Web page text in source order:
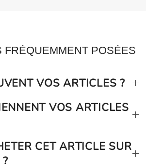
FRÉQUEMMENT POSÉES
VOS ARTICLES ?
VOS ARTICLES
CET ARTICLE SUR